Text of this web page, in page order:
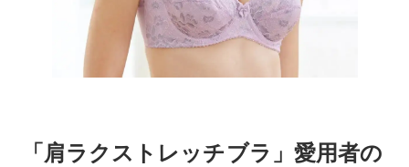
「肩ラクストレッチブラ」愛用者の